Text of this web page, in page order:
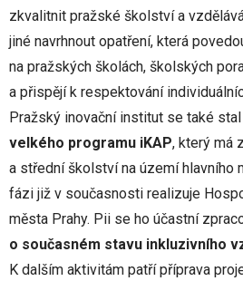
zkvalitnit pražské školství a
jiné navrhnout opatření, která
na pražských školách, školských
a přispějí k respektování
Pražský inovační institut se také stal
velkého programu iKAP, který má
a střední školství na území hlavního
fázi již v současnosti realizuje
města Prahy. Pii se ho účastní
o současném stavu inkluzivního
K dalším aktivitám patří příprava